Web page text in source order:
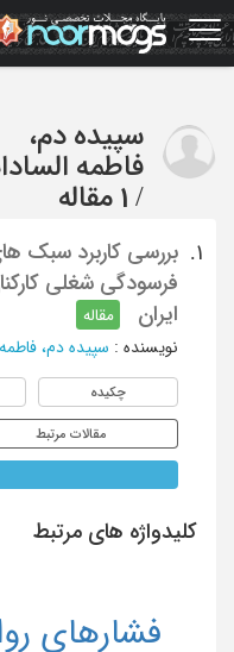
Skip
to
main
سپیده دم،
فاطمه
/ 1 مقاله
1.
بررسی کاربرد سبک
فرسودگی شغلی
ایران
مقاله
نویسنده : سپیده دم،
چکیده
مقالات مرتبط
کلیدواژه های مرتبط
فشارهای